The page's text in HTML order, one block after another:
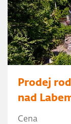
Prodej
nad
Cena